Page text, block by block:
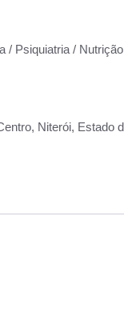
/ Psiquiatria /
Niterói, Estado